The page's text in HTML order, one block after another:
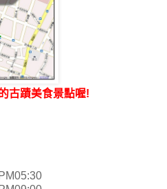
古蹟美食景點喔!